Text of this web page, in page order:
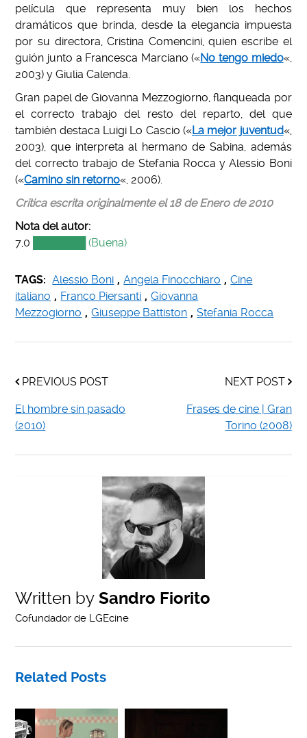
película que representa muy bien los hechos
dramáticos que brinda, desde la elegancia impuesta
por su directora, Cristina Comencini, quien escribe el
guión junto a Francesca Marciano («No tengo miedo«,
2003) y Giulia Calenda.
Gran papel de Giovanna Mezzogiorno, flanqueada por
el correcto trabajo del resto del reparto, del que
también destaca Luigi Lo Cascio («La mejor juventud«,
2003), que interpreta al hermano de Sabina, además
del correcto trabajo de Stefania Rocca y Alessio Boni
(«Camino sin retorno«, 2006).
Crítica escrita originalmente el 18 de Enero de 2010
Nota del autor:
7,0
███████ (Buena)
TAGS: Alessio Boni , Angela Finocchiaro , Cine
italiano , Franco Piersanti , Giovanna
Mezzogiorno , Giuseppe Battiston , Stefania Rocca
PREVIOUS POST
El hombre sin pasado
(2010)
NEXT POST
Frases de cine | Gran
Torino (2008)
Written by Sandro Fiorito
Cofundador de LGEcine
Related Posts